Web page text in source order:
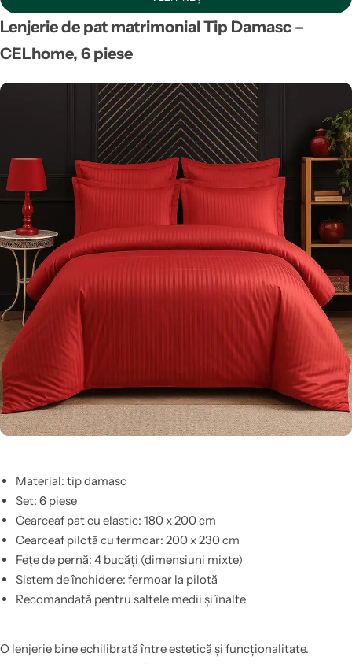
Lenjerie de pat matrimonialTip Damasc –
CELhome, 6 piese
Material: tip damasc
Set: 6 piese
Cearceaf pat cu elastic: 180 x 200 cm
Cearceaf pilotă cu fermoar: 200 x 230 cm
Fețe de pernă: 4 bucăți (dimensiuni mixte)
Sistem de închidere: fermoar la pilotă
Recomandată pentru saltele medii și înalte
O lenjerie bine echilibrată între estetică și funcționalitate.